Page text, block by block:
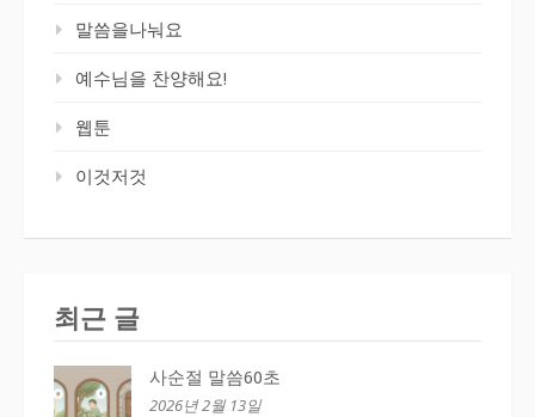
말씀을나눠요
예수님을 찬양해요!
웹툰
이것저것
최근 글
사순절 말씀60초
2026년 2월 13일